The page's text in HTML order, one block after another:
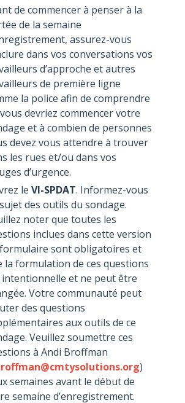
de commencer à penser à la
de la semaine
assurez-vous
dans vos conversations vos
d’approche et autres
de première ligne
la police afin de comprendre
devriez commencer votre
et à combien de personnes
devez vous attendre à trouver
les rues et/ou dans vos
d’urgence.
leVI-SPDAT. Informez-vous
des outils du sondage.
noter que toutes les
inclues dans cette version
sont obligatoires et
la formulation de ces questions
intentionnelle et ne peut être
Votre communauté peut
des questions
aux outils de ce
Veuillez soumettre ces
à Andi Broffman
)
semaines avant le début de
semaine d’enregistrement.